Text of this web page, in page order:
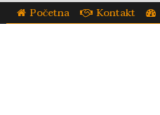
Početna Kontakt